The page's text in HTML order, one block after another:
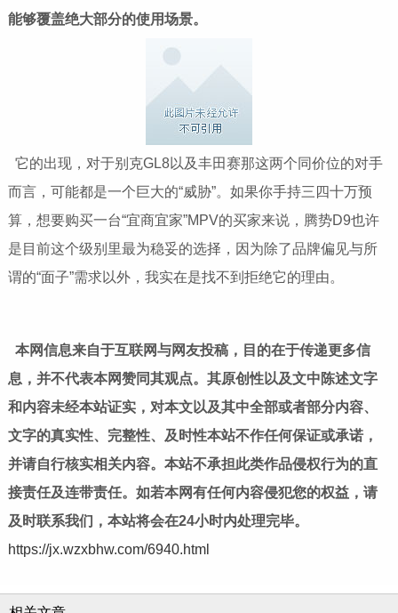
能够覆盖绝大部分的使用场景。
它的出现，对于别克GL8以及丰田赛那这两个同价位的对手
而言，可能都是一个巨大的“威胁”。如果你手持三四十万预
算，想要购买一台“宜商宜家”MPV的买家来说，腾势D9也许
是目前这个级别里最为稳妥的选择，因为除了品牌偏见与所
谓的“面子”需求以外，我实在是找不到拒绝它的理由。
本网信息来自于互联网与网友投稿，目的在于传递更多信
息，并不代表本网赞同其观点。其原创性以及文中陈述文字
和内容未经本站证实，对本文以及其中全部或者部分内容、
文字的真实性、完整性、及时性本站不作任何保证或承诺，
并请自行核实相关内容。本站不承担此类作品侵权行为的直
接责任及连带责任。如若本网有任何内容侵犯您的权益，请
及时联系我们，本站将会在24小时内处理完毕。
https://jx.wzxbhw.com/6940.html